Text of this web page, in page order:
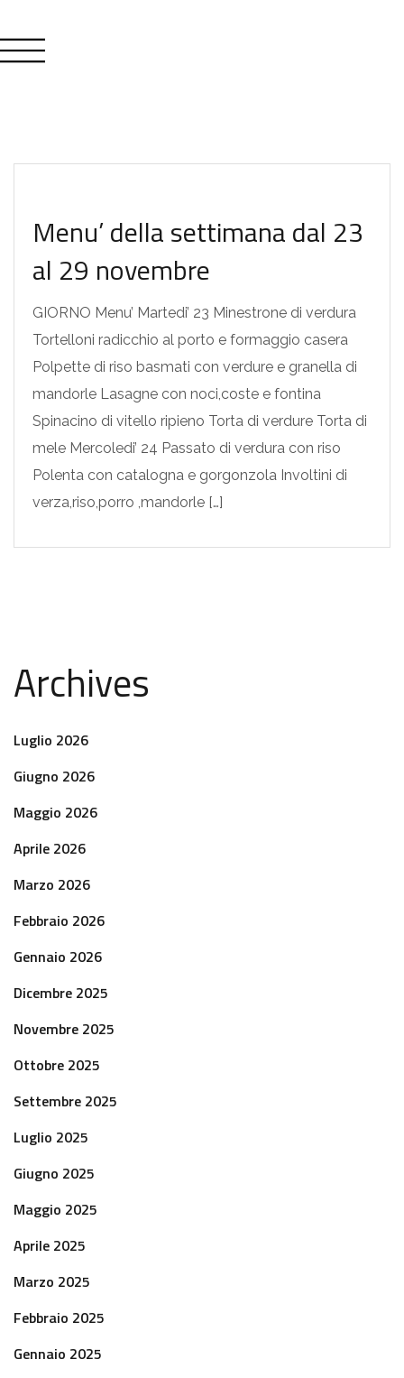
MENU SETTIMANALI
Menu’ della settimana dal 23
al 29 novembre
GIORNO Menu’ Martedi’ 23 Minestrone di verdura
Tortelloni radicchio al porto e formaggio casera
Polpette di riso basmati con verdure e granella di
mandorle Lasagne con noci,coste e fontina
Spinacino di vitello ripieno Torta di verdure Torta di
mele Mercoledi’ 24 Passato di verdura con riso
Polenta con catalogna e gorgonzola Involtini di
verza,riso,porro ,mandorle […]
Archives
Luglio 2026
Giugno 2026
Maggio 2026
Aprile 2026
Marzo 2026
Febbraio 2026
Gennaio 2026
Dicembre 2025
Novembre 2025
Ottobre 2025
Settembre 2025
Luglio 2025
Giugno 2025
Maggio 2025
Aprile 2025
Marzo 2025
Febbraio 2025
Gennaio 2025